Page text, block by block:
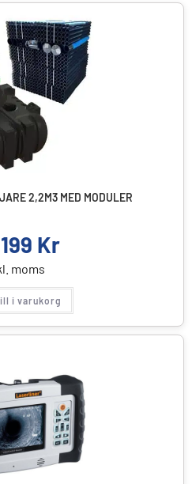
2,2M3 MED MODULER
Kr
moms
i varukorg